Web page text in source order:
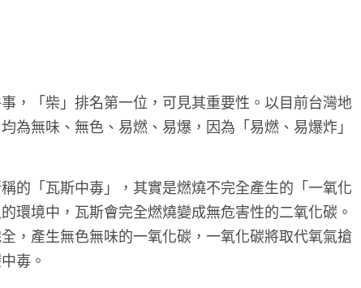
，「柴」排名第一位，可見其重要性。以目前台灣地
為無味、無色、易燃、易爆，因為「易燃、易爆炸」
的「瓦斯中毐」，其實是燃燒不完全產生的「一氧化
環境中，瓦斯會完全燃燒變成無危害性的二氧化碳。
，產生無色無味的一氧化碳，一氧化碳將取代氧氣搶
毐。